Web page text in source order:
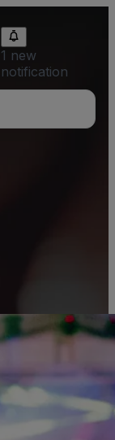
1 new
notification